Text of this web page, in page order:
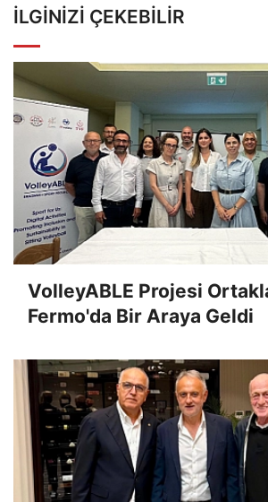
İLGINIZI ÇEKEBILIR
VolleyABLE Projesi
Fermo'da Bir Araya Geldi